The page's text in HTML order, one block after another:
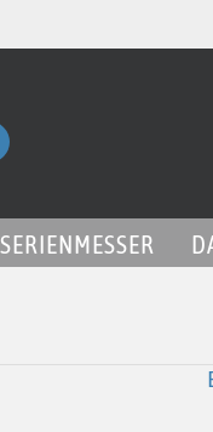
Suche...
SERIENMESSER